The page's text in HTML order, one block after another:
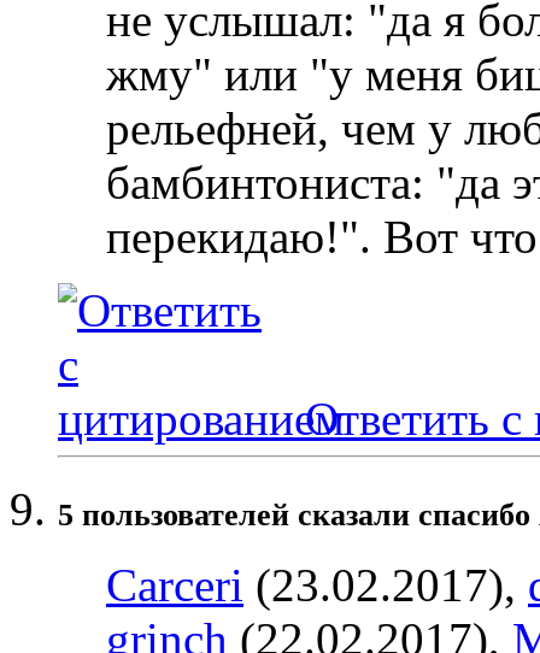
не услышал: "да я
жму" или "у меня
рельефней, чем у
бамбинтониста: "да
перекидаю!". Вот
Ответить с
5 пользователей сказали
Carceri (23.02.2017),
grinch (22.02.2017),